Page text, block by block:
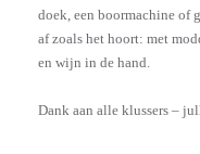
doek, een boormachine of
af zoals het hoort: met
en wijn in de hand.
Dank aan alle klussers –